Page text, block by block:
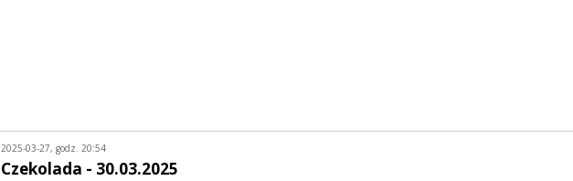
2025-03-27, godz. 20:54
Czekolada - 30.03.2025